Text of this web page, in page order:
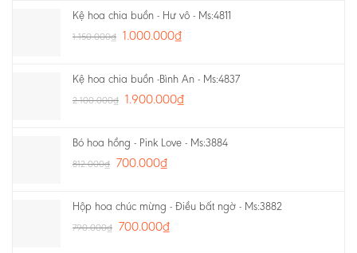
Kệ hoa chia buồn - Hư vô - Ms:4811
1.150.000₫ 1.000.000₫
Kệ hoa chia buồn -Bình An - Ms:4837
2.100.000₫ 1.900.000₫
Bó hoa hồng - Pink Love - Ms:3884
812.000₫ 700.000₫
Hộp hoa chúc mừng - Điều bất ngờ - Ms:3882
790.000₫ 700.000₫